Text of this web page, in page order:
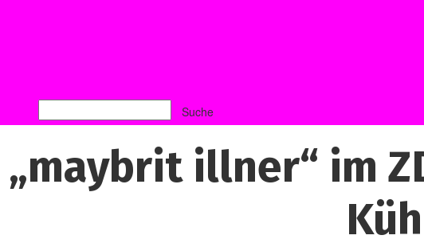
„maybrit illner“ im